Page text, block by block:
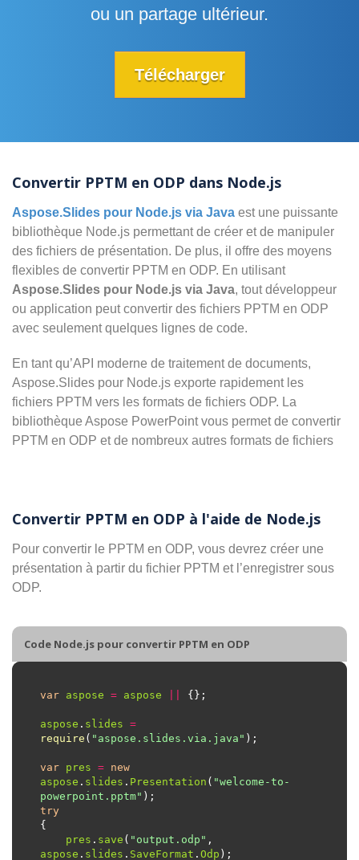
ou un partage ultérieur.
Télécharger
Convertir PPTM en ODP dans Node.js
Aspose.Slides pour Node.js via Java est une puissante
bibliothèque Node.js permettant de créer et de manipuler
des fichiers de présentation. De plus, il offre des moyens
flexibles de convertir PPTM en ODP. En utilisant
Aspose.Slides pour Node.js via Java, tout développeur
ou application peut convertir des fichiers PPTM en ODP
avec seulement quelques lignes de code.
En tant qu’API moderne de traitement de documents,
Aspose.Slides pour Node.js exporte rapidement les
fichiers PPTM vers les formats de fichiers ODP. La
bibliothèque Aspose PowerPoint vous permet de convertir
PPTM en ODP et de nombreux autres formats de fichiers
Convertir PPTM en ODP à l'aide de Node.js
Pour convertir le PPTM en ODP, vous devrez créer une
présentation à partir du fichier PPTM et l’enregistrer sous
ODP.
Code Node.js pour convertir PPTM en ODP
var aspose = aspose
aspose . slides =
require ( "aspose.slides.via.java"
var pres = new
aspose . slides . Presentation ( "welcome-to-
powerpoint.pptm"
try
pres . save ( "output.odp"
aspose . slides . SaveFormat . Odp